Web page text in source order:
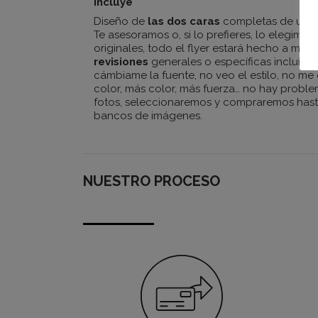
Diseño de las dos caras completas de un
Te asesoramos o, si lo prefieres, lo
originales, todo el flyer estará hecho a
revisiones generales o específicas
cámbiame la fuente, no veo el estilo, no
color, más color, más fuerza… no hay
fotos, seleccionaremos y compraremos
bancos de imágenes.
NUESTRO PROCESO